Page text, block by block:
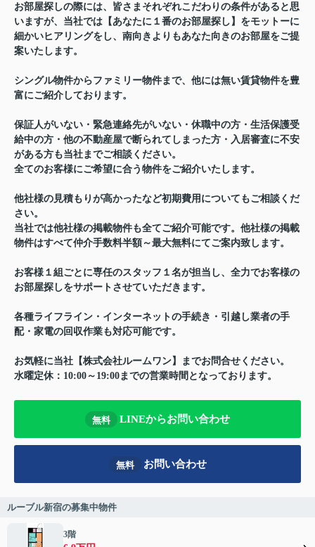
お部屋探しの際には、皆さまそれぞれこだわりの条件があると思
いますが、当社では【あなたに１番のお部屋探し】をモットーに
細かいヒアリングをし、南向きよりもあなた向きのお部屋をご提
案いたします。
シングル物件からファミリー物件まで、他には無い賃貸物件を豊
富にご紹介しております。
保証人がいない・緊急連絡先がいない・休職中の方・生活保護受
給中の方・他の不動産屋で断られてしまった方・入居審査に不安
がある方も当社までご相談ください。
全てのお客様にご希望に合う物件をご紹介いたします。
他社様の見積もりが高かったなど初期費用についてもご相談くだ
さい。
当社では他社様の掲載物件も全てご紹介可能です。他社様の掲載
物件はすべて仲介手数料半額～最大無料にてご案内致します。
お客様１組ごとに専任のスタッフ１名が担当し、全力でお客様の
お部屋探しをサポートさせていただきます。
各種ライフライン・インターネットの手続き・引越し業者の手
配・家電の回収作業も対応可能です。
お気軽に当社【株式会社ルームワン】までお問合せください。
水曜定休：10:00～19:00までの営業時間となっております。
無料 LINEからお問い合わせ
無料 お問い合わせ
ルーブル新宿の募集中物件
3階